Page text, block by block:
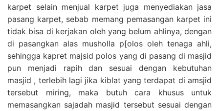
karpet selain menjual karpet juga menyediakan jasa
pasang karpet, sebab memang pemasangan karpet ini
tidak bisa di kerjakan oleh yang belum ahlinya, dengan
di pasangkan alas musholla p[olos oleh tenaga ahli,
sehingga kapret majsid polos yang di pasang di masjid
pun menjadi rapih dan sesuai dengan kebutuhan
masjid , terlebih lagi jika kiblat yang terdapat di amsjid
tersebut miring, maka butuh cara khusus untuk
memasangkan sajadah masjid tersebut sesuai dengan